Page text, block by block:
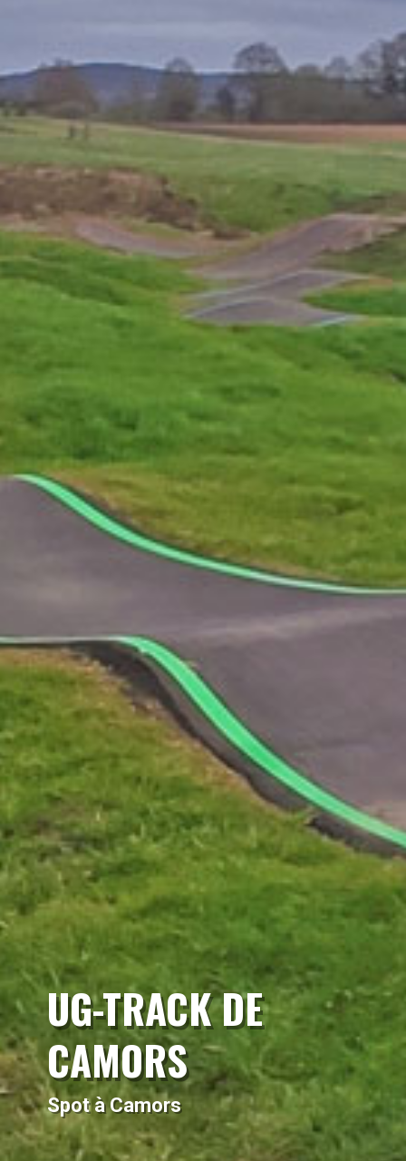
UG-TRACK DE
CAMORS
Spot à Camors